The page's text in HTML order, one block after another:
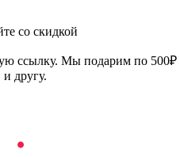
со скидкой
ссылку. Мы подарим по 500₽
другу.